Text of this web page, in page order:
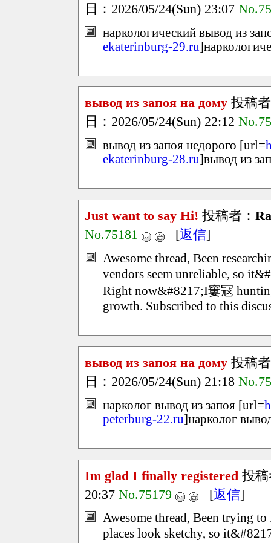
日：2026/05/24(Sun) 23:07
наркологический вывод из
ekaterinburg-29.ru
вывод из запоя на дому 投稿
日：2026/05/24(Sun) 22:12
вывод из запоя недорого [url=
ekaterinburg-28.ru]вывод из
Just want to say Hi! 投稿者：
No.75181
[返信]
Awesome thread, Been
vendors seem unreliable, so
Right now&#8217;I窶冦
growth. Subscribed to this
вывод из запоя на дому 投稿
日：2026/05/24(Sun) 21:18
нарколог вывод из запоя [url=
peterburg-22.ru]нарколог
Im glad I finally registered 投
20:37 No.75179 [返信]
Awesome thread, Been trying
places look sketchy, so